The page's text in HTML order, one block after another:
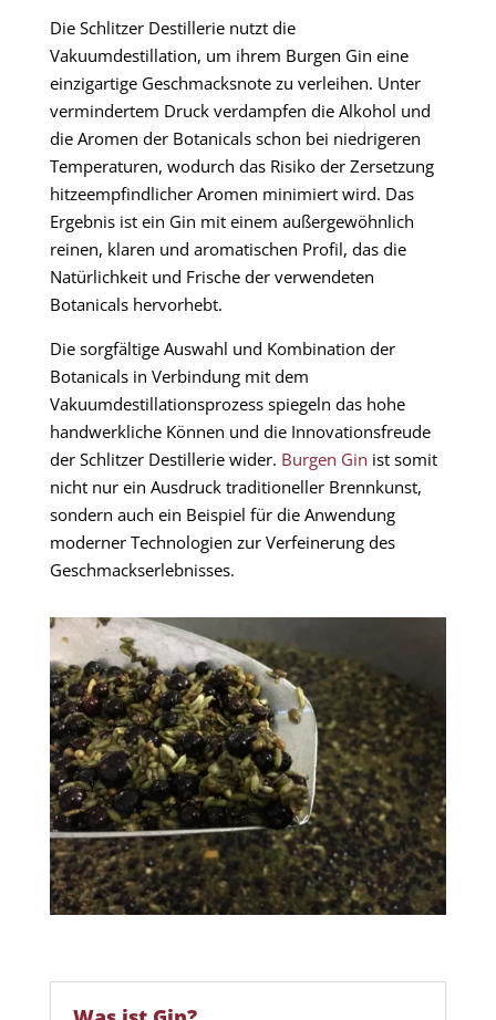
Die Schlitzer Destillerie nutzt die
Vakuumdestillation, um ihrem Burgen Gin eine
einzigartige Geschmacksnote zu verleihen. Unter
vermindertem Druck verdampfen die Alkohol und
die Aromen der Botanicals schon bei niedrigeren
Temperaturen, wodurch das Risiko der Zersetzung
hitzeempfindlicher Aromen minimiert wird. Das
Ergebnis ist ein Gin mit einem außergewöhnlich
reinen, klaren und aromatischen Profil, das die
Natürlichkeit und Frische der verwendeten
Botanicals hervorhebt.
Die sorgfältige Auswahl und Kombination der
Botanicals in Verbindung mit dem
Vakuumdestillationsprozess spiegeln das hohe
handwerkliche Können und die Innovationsfreude
der Schlitzer Destillerie wider. Burgen Gin ist somit
nicht nur ein Ausdruck traditioneller Brennkunst,
sondern auch ein Beispiel für die Anwendung
moderner Technologien zur Verfeinerung des
Geschmackserlebnisses.